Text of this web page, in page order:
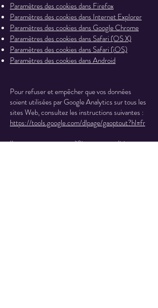
Paramètres des cookies dans Firefox
Paramètres des cookies dans Internet Explorer
Paramètres des cookies dans Google Chrome
Paramètres des cookies dans Safari (OS X)
Paramètres des cookies dans Safari (iOS)
Paramètres des cookies dans Android
Pour refuser et empêcher que vos données
soient utilisées par Google Analytics sur tous les
sites Web, consultez les instructions suivantes :
https://tools.google.com/dlpage/gaoptout?hl=fr
Il se peut que nous modifiions cette politique en